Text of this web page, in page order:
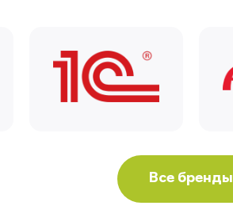
Все бренды